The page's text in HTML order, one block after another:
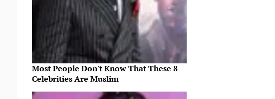
Most People Don't Know That These 8
Celebrities Are Muslim